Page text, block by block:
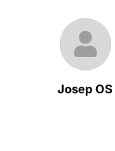
Josep OS